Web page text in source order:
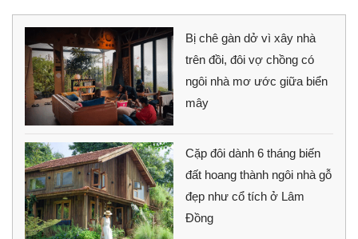
Bị chê gàn dở vì xây nhà
trên đồi, đôi vợ chồng có
ngôi nhà mơ ước giữa biển
mây
Cặp đôi dành 6 tháng biến
đất hoang thành ngôi nhà gỗ
đẹp như cổ tích ở Lâm
Đồng